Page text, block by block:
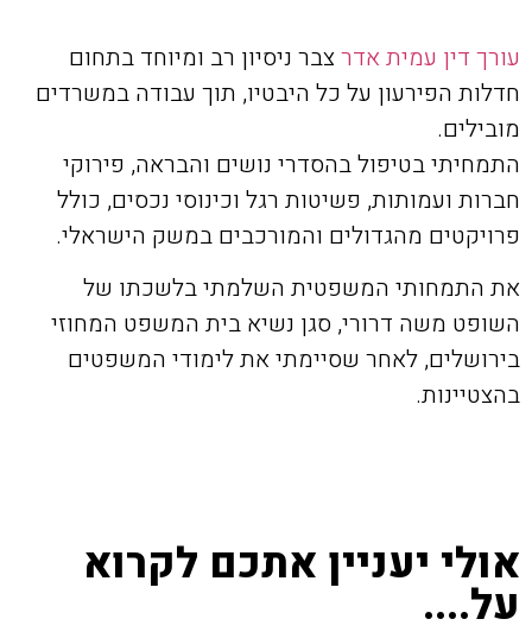
עורך דין עמית אדרצבר ניסיון רב ומיוחד בתחום
חדלות הפירעון על כל היבטיו, תוך עבודה במשרדים
מובילים.
התמחיתי בטיפול בהסדרי נושים והבראה, פירוקי
חברות ועמותות, פשיטות רגל וכינוסי נכסים, כולל
פרויקטים מהגדולים והמורכבים במשק הישראלי.
את התמחותי המשפטית השלמתי בלשכתו של
השופט משה דרורי, סגן נשיא בית המשפט המחוזי
בירושלים, לאחר שסיימתי את לימודי המשפטים
בהצטיינות.
אולי יעניין אתכם לקרוא
על....